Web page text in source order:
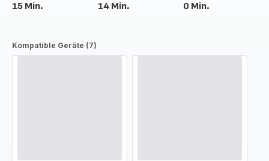
15 Min. 14 Min. 0 Min.
Kompatible Geräte (7)